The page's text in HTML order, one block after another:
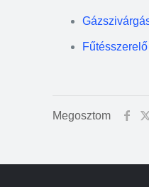
Fűtésszerelő
Megosztom